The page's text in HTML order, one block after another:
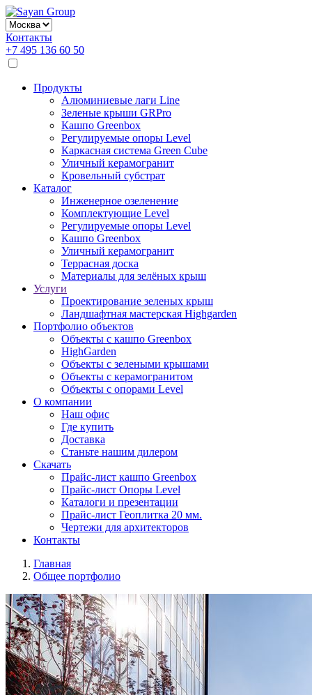
Контакты
+7 495 136 60 50
Продукты
Алюминиевые лаги Line
Зеленые крыши GRPro
Кашпо Greenbox
Регулируемые опоры Level
Каркасная система Green Cube
Уличный керамогранит
Кровельный субстрат
Каталог
Инженерное озеленение
Комплектующие Level
Регулируемые опоры Level
Кашпо Greenbox
Уличный керамогранит
Террасная доска
Материалы для зелёных крыш
Услуги
Проектирование зеленых крыш
Ландшафтная мастерская Highgarden
Портфолио объектов
Объекты с кашпо Greenbox
HighGarden
Объекты с зелеными крышами
Объекты с керамогранитом
Объекты с опорами Level
О компании
Наш офис
Где купить
Доставка
Станьте нашим дилером
Скачать
Прайс-лист кашпо Greenbox
Прайс-лист Опоры Level
Каталоги и презентации
Прайс-лист Геоплитка 20 мм.
Чертежи для архитекторов
Контакты
Главная
Общее портфолио